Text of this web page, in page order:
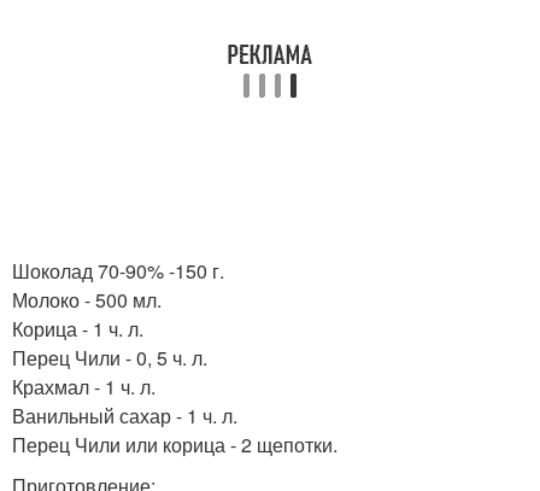
Шоколад 70-90% -150 г.
Молоко - 500 мл.
Корица - 1 ч. л.
Перец Чили - 0, 5 ч. л.
Крахмал - 1 ч. л.
Ванильный сахар - 1 ч. л.
Перец Чили или корица - 2 щепотки.